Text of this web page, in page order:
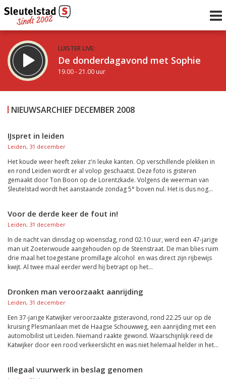
LUISTER LIVE:
De donderdagavond met Sophie
19.00 - 21.00 uur
De avond van Sleutelstad
Inklappen
NIEUWSARCHIEF DECEMBER 2008
IJspret in leiden
Leiden, 31 december
Het koude weer heeft zeker z'n leuke kanten. Op verschillende plekken in
en rond Leiden wordt er al volop geschaatst. Deze foto is gisteren
gemaakt door Ton Boon op de Lorentzkade. Volgens de weerman van
Sleutelstad wordt het aanstaande zondag 5° boven nul. Het is dus nog...
Voor de derde keer de fout in!
Leiden, 31 december
In de nacht van dinsdag op woensdag, rond 02.10 uur, werd een 47-jarige
man uit Zoeterwoude aangehouden op de Steenstraat. De man blies ruim
drie maal het toegestane promillage alcohol en was direct zijn rijbewijs
kwijt. Al twee maal eerder werd hij betrapt op het...
Dronken man veroorzaakt aanrijding
Leiden, 31 december
Een 37-jarige Katwijker veroorzaakte gisteravond, rond 22.25 uur op de
kruising Plesmanlaan met de Haagse Schouwweg, een aanrijding met een
automobilist uit Leiden. Niemand raakte gewond. Waarschijnlijk reed de
Katwijker door een rood verkeerslicht en was niet helemaal helder in het...
Illegaal vuurwerk in beslag genomen